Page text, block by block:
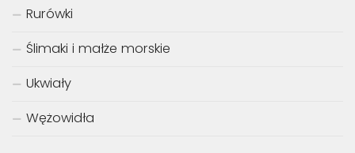
Rurówki
Ślimaki i małże morskie
Ukwiały
Wężowidła